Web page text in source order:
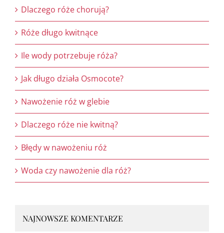
Dlaczego róże chorują?
Róże długo kwitnące
Ile wody potrzebuje róża?
Jak długo działa Osmocote?
Nawożenie róż w glebie
Dlaczego róże nie kwitną?
Błędy w nawożeniu róż
Woda czy nawożenie dla róż?
NAJNOWSZE KOMENTARZE